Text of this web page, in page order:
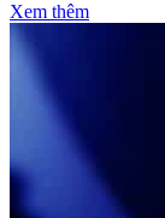
Xem thêm